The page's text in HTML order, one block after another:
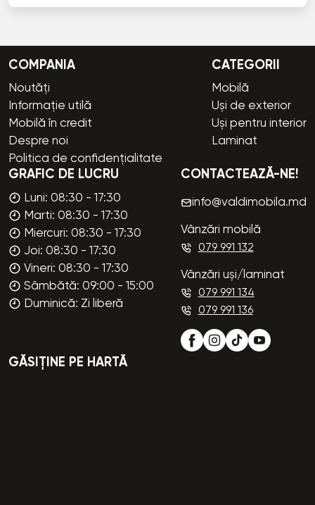
COMPANIA
Noutăți
Informație utilă
Mobilă în credit
Despre noi
Politica de confidențialitate
CATEGORII
Mobilă
Uși de exterior
Uși pentru interior
Laminat
GRAFIC DE LUCRU
Luni: 08:30 - 17:30
Marti: 08:30 - 17:30
Miercuri: 08:30 - 17:30
Joi: 08:30 - 17:30
Vineri: 08:30 - 17:30
Sâmbătă: 09:00 - 15:00
Duminică: Zi liberă
CONTACTEAZĂ-NE!
info@valdimobila.md
Vânzări mobilă
079 991 132
Vânzări uși/laminat
079 991 134
079 991 136
GĂSIȚINE PE HARTĂ